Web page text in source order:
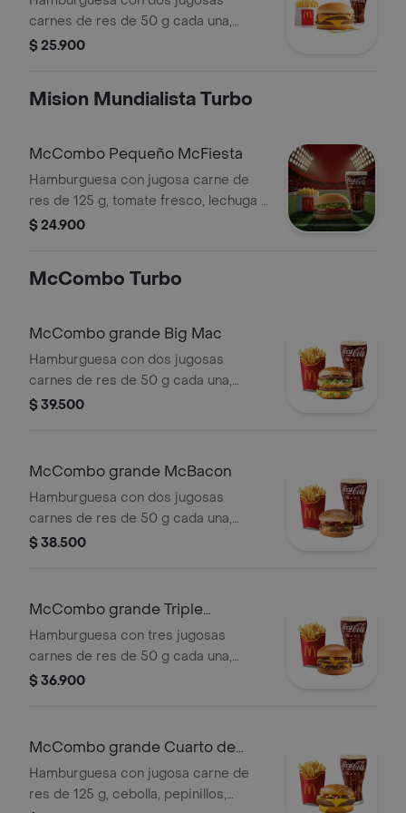
carnes de res de 50 g cada una,
doble queso cheddar cremoso,
Acompañada de papas fritas
elección.
$ 25.900
Mision Mundialista Turbo
McCombo Pequeño McFiesta
Hamburguesa con jugosa carne de
res de 125 g, tomate fresco, lechuga y
salsa de tomate, en pan suave sin
elección.
$ 24.900
McCombo Turbo
McCombo grande Big Mac
Hamburguesa con dos jugosas
carnes de res de 50 g cada una,
cebolla, lechuga fresca, pepinillos,
Mac™, en pan dorado con ajonjolí.
Acompañada de papas fritas grandes
y bebida grande a elección.
$ 39.500
McCombo grande McBacon
Hamburguesa con dos jugosas
carnes de res de 50 g cada una,
tocineta ahumada, cebolla, queso
Acompañada de papas fritas grandes
y bebida grande a elección.
$ 38.500
McCombo grande Triple
Hamburguesa con Queso
Hamburguesa con tres jugosas
carnes de res de 50 g cada una,
doble queso cheddar cremoso,
Acompañada de papas fritas grandes
y bebida grande a elección.
$ 36.900
McCombo grande Cuarto de
Libra con Queso
Hamburguesa con jugosa carne de
res de 125 g, cebolla, pepinillos,